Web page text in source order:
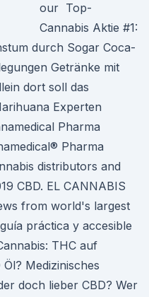
our Top-
Cannabis Aktie #1:
durch Sogar Coca-
Getränke mit
dort soll das
Experten
Pharma
Pharma
distributors and
CBD. EL CANNABIS
from world's largest
práctica y accesible
THC auf
Medizinisches
doch lieber CBD? Wer